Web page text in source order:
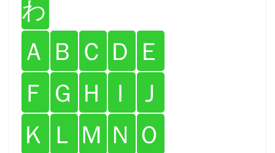
わ
Ａ Ｂ Ｃ Ｄ Ｅ
Ｆ Ｇ Ｈ Ｉ
Ｊ
Ｋ Ｌ Ｍ Ｎ Ｏ